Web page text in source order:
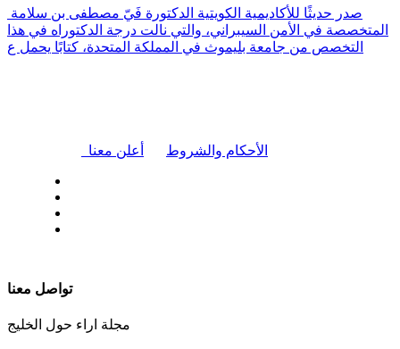
المتخصصة في الأمن السيبراني، والتي نالت درجة الدكتوراه في هذا
التخصص من جامعة بليموث في المملكة المتحدة، كتابًا يحمل ع
أعلن معنا الأحكام والشروط
تواصل معنا
مجلة اراء حول الخليج